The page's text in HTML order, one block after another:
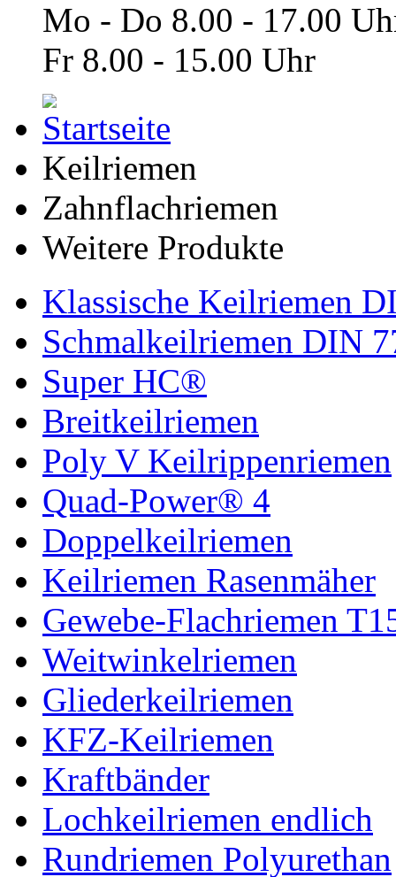
Mo - Do 8.00 - 17.00
Fr 8.00 - 15.00 Uhr
Keilriemen
Zahnflachriemen
Weitere Produkte
Klassische Keilriemen
Schmalkeilriemen DIN
Super HC®
Breitkeilriemen
Poly V Keilrippenriemen
Quad-Power® 4
Doppelkeilriemen
Keilriemen Rasenmäher
Gewebe-Flachriemen
Weitwinkelriemen
Gliederkeilriemen
KFZ-Keilriemen
Kraftbänder
Lochkeilriemen endlich
Rundriemen Polyurethan